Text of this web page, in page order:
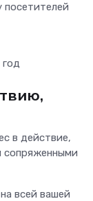
посетителей
в действие,
сопряженными
всей вашей